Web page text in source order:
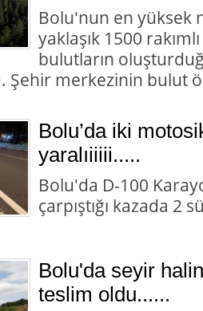
Bolu'nun en yüksek
yaklaşık 1500
bulutların
merkezinin bulut
Bolu’da iki
yaralıiiiii.....
Bolu'da D-100
çarpıştığı kazada 2
Bolu'da seyir
teslim oldu......